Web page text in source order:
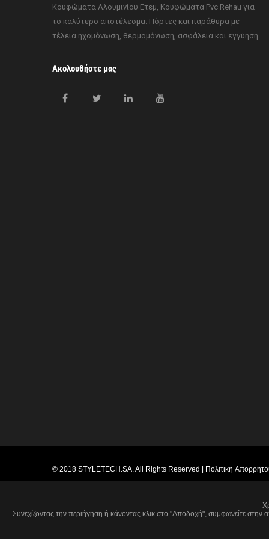
Κουφώματα Αλουμινίου Ετεμ, Κουφώματα Pvc Rehau για
το καλύτερο αποτέλεσμα. Πόρτες και παράθυρα με
τέλεια ηχομόνωση, θερμομόνωση, ασφάλεια και εγγύηση
Ακολουθήστε μας
© 2018 STYLETECH.SA . All Rights Reserved | Πολιτική
We use them to give you the
Συνεχίζοντας την περιήγηση ή κάνοντας κλικ στο "Αποδοχή", συμφωνείτε